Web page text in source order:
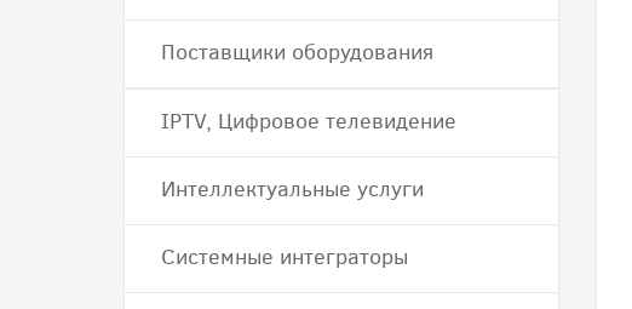
Поставщики оборудования
IPTV, Цифровое телевидение
Интеллектуальные услуги
Системные интеграторы